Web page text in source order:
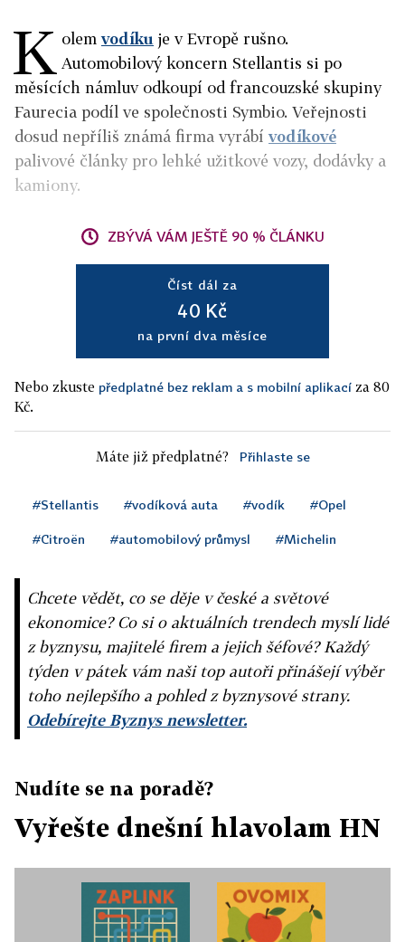
K olemvodíku je v Evropě rušno.
Automobilový koncern Stellantis si po
měsících námluv odkoupí od francouzské skupiny
Faurecia podíl ve společnosti Symbio. Veřejnosti
dosud nepříliš známá firma vyrábívodíkové
palivové články pro lehké užitkové vozy, dodávky a
kamiony.
ZBÝVÁ VÁM JEŠTĚ 90 % ČLÁNKU
Číst dál za
40 Kč
na první dva měsíce
Nebo zkuste předplatné bez reklam a s mobilní aplikací za 80
Kč.
Máte již předplatné? Přihlaste se
#Stellantis #vodíková auta #vodík #Opel
#Citroën #automobilový průmysl #Michelin
Chcete vědět, co se děje v české a světové
ekonomice? Co si o aktuálních trendech myslí lidé
z byznysu, majitelé firem a jejich šéfové? Každý
týden v pátek vám naši top autoři přinášejí výběr
toho nejlepšího a pohled z byznysové strany.
Odebírejte Byznys newsletter.
Nudíte se na poradě?
Vyřešte dnešní hlavolam HN